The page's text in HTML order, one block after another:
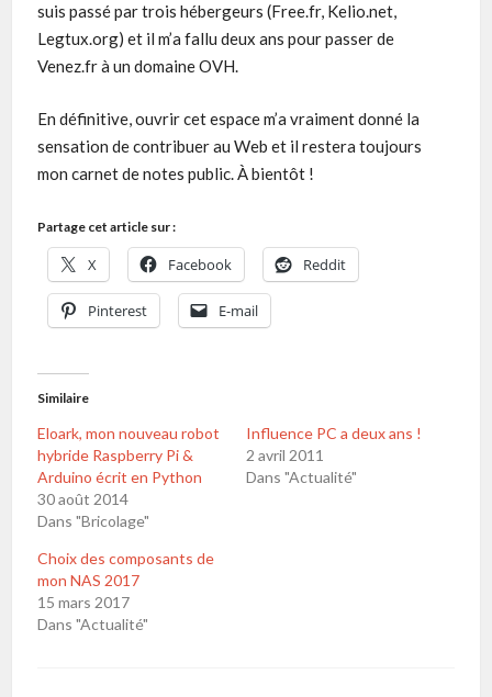
suis passé par trois hébergeurs (Free.fr, Kelio.net,
Legtux.org) et il m’a fallu deux ans pour passer de
Venez.fr à un domaine OVH.
En définitive, ouvrir cet espace m’a vraiment donné la
sensation de contribuer au Web et il restera toujours
mon carnet de notes public. À bientôt !
Partage cet article sur :
X Facebook Reddit
Pinterest E-mail
Similaire
Eloark, mon nouveau robot
hybride Raspberry Pi &
Arduino écrit en Python
30 août 2014
Dans "Bricolage"
Influence PC a deux ans !
2 avril 2011
Dans "Actualité"
Choix des composants de
mon NAS 2017
15 mars 2017
Dans "Actualité"